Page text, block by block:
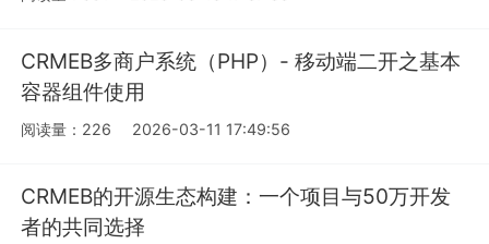
CRMEB多商户系统（PHP）- 移动端二开之基本
容器组件使用
阅读量：226 2026-03-11 17:49:56
CRMEB的开源生态构建：一个项目与50万开发
者的共同选择